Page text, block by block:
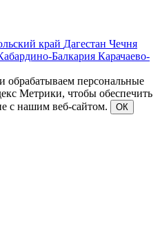
край Дагестан Чечня
Балкария Карачаево-
персональные
Метрики, чтобы обеспечить
с нашим веб-сайтом.
ОК